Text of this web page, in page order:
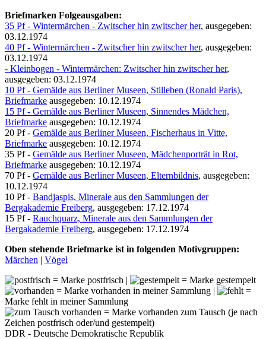
Briefmarken Folgeausgaben:
35 Pf - Wintermärchen - Zwitscher hin zwitscher her, ausgegeben:
03.12.1974
40 Pf - Wintermärchen - Zwitscher hin zwitscher her, ausgegeben:
03.12.1974
- Kleinbogen - Wintermärchen: Zwitscher hin zwitscher her,
ausgegeben: 03.12.1974
10 Pf - Gemälde aus Berliner Museen, Stilleben (Ronald Paris),
Briefmarke ausgegeben: 10.12.1974
15 Pf - Gemälde aus Berliner Museen, Sinnendes Mädchen,
Briefmarke ausgegeben: 10.12.1974
20 Pf - Gemälde aus Berliner Museen, Fischerhaus in Vitte,
Briefmarke ausgegeben: 10.12.1974
35 Pf - Gemälde aus Berliner Museen, Mädchenporträt in Rot,
Briefmarke ausgegeben: 10.12.1974
70 Pf - Gemälde aus Berliner Museen, Elternbildnis, ausgegeben:
10.12.1974
10 Pf - Bandjaspis, Minerale aus den Sammlungen der
Bergakademie Freiberg, ausgegeben: 17.12.1974
15 Pf - Rauchquarz, Minerale aus den Sammlungen der
Bergakademie Freiberg, ausgegeben: 17.12.1974
Oben stehende Briefmarke ist in folgenden Motivgruppen:
Märchen | Vögel
= Marke postfrisch |
= Marke gestempelt
= Marke vorhanden in meiner Sammlung |
=
Marke fehlt in meiner Sammlung
= Marke vorhanden zum Tausch (je nach
Zeichen postfrisch oder/und gestempelt)
DDR - Deutsche Demokratische Republik